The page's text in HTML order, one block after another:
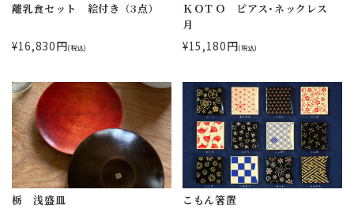
離乳食セット 絵付き（3点）
¥16,830円(税込)
ＫＯＴＯ ピアス･ネックレス
月
¥15,180円(税込)
栃 浅盛皿 こもん箸置